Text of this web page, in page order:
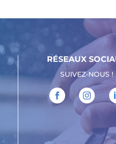
RÉSEAUX
SUIVEZ-NOUS !